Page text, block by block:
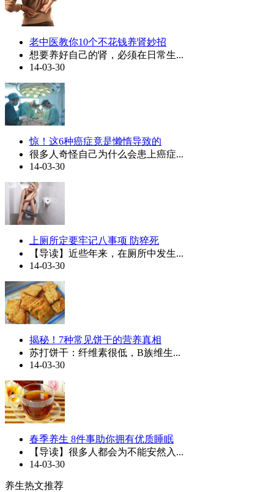
老中医教你10个不花钱养肾妙招
想要养好自己的肾，必须在日常生...
14-03-30
惊！这6种癌症竟是懒惰导致的
很多人奇怪自己为什么会患上癌症...
14-03-30
上厕所定要牢记八事项 防猝死
【导读】近些年来，在厕所中发生...
14-03-30
揭秘！7种常见饼干的营养真相
苏打饼干：纤维素很低，B族维生...
14-03-30
春季养生 8件事助你拥有优质睡眠
【导读】很多人都会为不能安然入...
14-03-30
养生热文推荐